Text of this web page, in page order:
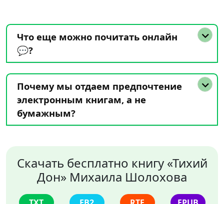
Что еще можно почитать онлайн
💬?
Почему мы отдаем предпочтение
электронным книгам, а не
бумажным?
Скачать бесплатно книгу «Тихий
Дон» Михаила Шолохова